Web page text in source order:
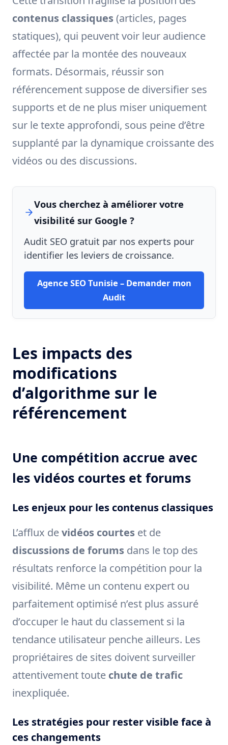
contenus classiques (articles, pages
statiques), qui peuvent voir leur audience
affectée par la montée des nouveaux
formats. Désormais, réussir son
référencement suppose de diversifier ses
supports et de ne plus miser uniquement
sur le texte approfondi, sous peine d’être
supplanté par la dynamique croissante des
vidéos ou des discussions.
Vous cherchez à améliorer votre
visibilité sur Google ?
Audit SEO gratuit par nos experts pour
identifier les leviers de croissance.
Agence SEO Tunisie – Demander mon
Audit
Les impacts des
modifications
d’algorithme sur le
référencement
Une compétition accrue avec
les vidéos courtes et forums
Les enjeux pour les contenus classiques
L’afflux devidéos courtes et de
discussions de forums dans le top des
résultats renforce la compétition pour la
visibilité. Même un contenu expert ou
parfaitement optimisé n’est plus assuré
d’occuper le haut du classement si la
tendance utilisateur penche ailleurs. Les
propriétaires de sites doivent surveiller
attentivement toute chute de trafic
inexpliquée.
Les stratégies pour rester visible face à
ces changements